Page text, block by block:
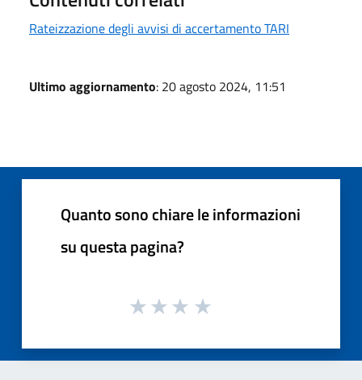
Rateizzazione degli avvisi di accertamento TARI
Ultimo aggiornamento: 20 agosto 2024, 11:51
Quanto sono chiare le informazioni
su questa pagina?